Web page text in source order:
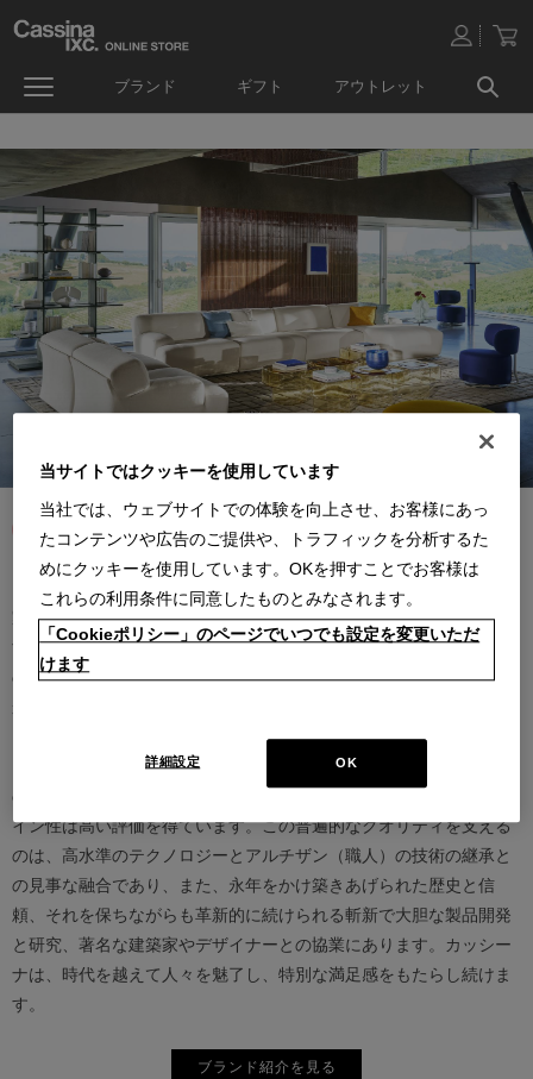
ブランド ギフト アウトレット
カッシーナは創業以来、インテリアの未来をデザインし続けてきた
家具業界では数少ないリーディングブランドとして知られていま
す。17世紀、イタリアで誕生したカッシーナは、教会の木製チェア
の製造に始まり、その後豪華客船の内装などを手掛け、技術力を確
ト・カッシーナによってカッシーナ社が設立されると、5０年代には
モダンファーニチャーの分野へと転身、その後多くの製品が世界中
の最も重要な美術館にコレクションされるなど、その完成度とデザ
イン性は高い評価を得ています。この普遍的なクオリティを支える
のは、高水準のテクノロジーとアルチザン（職人）の技術の継承と
の見事な融合であり、また、永年をかけ築きあげられた歴史と信
頼、それを保ちながらも革新的に続けられる斬新で大胆な製品開発
と研究、著名な建築家やデザイナーとの協業にあります。カッシー
ナは、時代を越えて人々を魅了し、特別な満足感をもたらし続けま
す。
ブランド紹介を見る
当サイトではクッキーを使用しています
当社では、ウェブサイトでの体験を向上させ、お客様にあっ
たコンテンツや広告のご提供や、トラフィックを分析するた
めにクッキーを使用しています。OKを押すことでお客様は
これらの利用条件に同意したものとみなされます。
「Cookieポリシー」のページでいつでも設定を変更いただ
けます
OK
詳細設定